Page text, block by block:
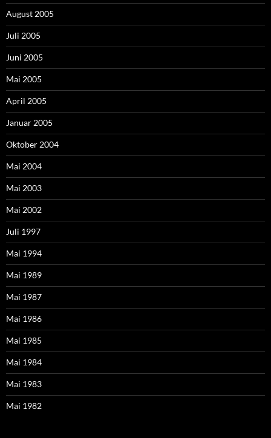
August 2005
Juli 2005
Juni 2005
Mai 2005
April 2005
Januar 2005
Oktober 2004
Mai 2004
Mai 2003
Mai 2002
Juli 1997
Mai 1994
Mai 1989
Mai 1987
Mai 1986
Mai 1985
Mai 1984
Mai 1983
Mai 1982